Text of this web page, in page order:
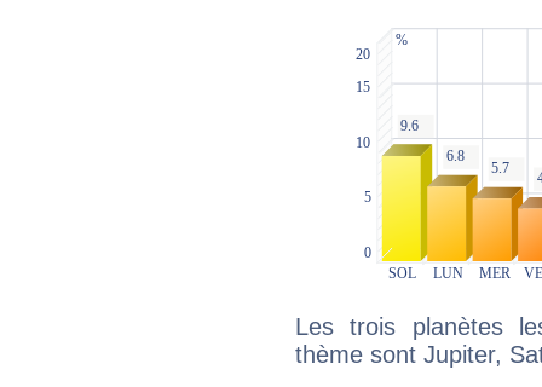
Les trois planètes
thème sont Jupiter,